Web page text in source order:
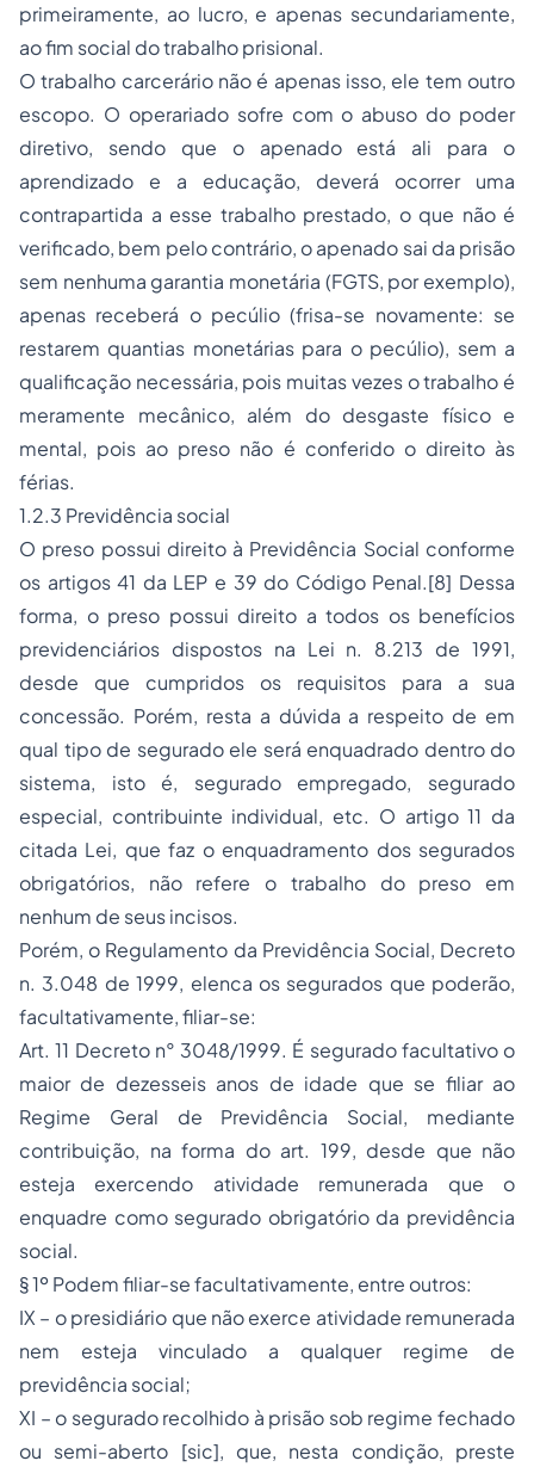
primeiramente, ao lucro, e apenas secundariamente,
ao fim social do trabalho prisional.
O trabalho carcerário não é apenas isso, ele tem outro
escopo. O operariado sofre com o abuso do poder
diretivo, sendo que o apenado está ali para o
aprendizado e a educação, deverá ocorrer uma
contrapartida a esse trabalho prestado, o que não é
verificado, bem pelo contrário, o apenado sai da prisão
sem nenhuma garantia monetária (FGTS, por exemplo),
apenas receberá o pecúlio (frisa-se novamente: se
restarem quantias monetárias para o pecúlio), sem a
qualificação necessária, pois muitas vezes o trabalho é
meramente mecânico, além do desgaste físico e
mental, pois ao preso não é conferido o direito às
férias.
1.2.3 Previdência social
O preso possui direito à Previdência Social conforme
os artigos 41 da LEP e 39 do Código Penal.[8] Dessa
forma, o preso possui direito a todos os benefícios
previdenciários dispostos na Lei n. 8.213 de 1991,
desde que cumpridos os requisitos para a sua
concessão. Porém, resta a dúvida a respeito de em
qual tipo de segurado ele será enquadrado dentro do
sistema, isto é, segurado empregado, segurado
especial, contribuinte individual, etc. O artigo 11 da
citada Lei, que faz o enquadramento dos segurados
obrigatórios, não refere o trabalho do preso em
nenhum de seus incisos.
Porém, o Regulamento da Previdência Social, Decreto
n. 3.048 de 1999, elenca os segurados que poderão,
facultativamente, filiar-se:
Art. 11 Decreto n° 3048/1999. É segurado facultativo o
maior de dezesseis anos de idade que se filiar ao
Regime Geral de Previdência Social, mediante
contribuição, na forma do art. 199, desde que não
esteja exercendo atividade remunerada que o
enquadre como segurado obrigatório da previdência
social.
§ 1º Podem filiar-se facultativamente, entre outros:
IX – o presidiário que não exerce atividade remunerada
nem esteja vinculado a qualquer regime de
previdência social;
XI – o segurado recolhido à prisão sob regime fechado
ou semi-aberto [sic], que, nesta condição, preste